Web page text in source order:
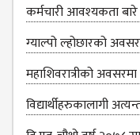
BBS FIRST YEAR
BBS SECOND YEAR
BBS THIRD YEAR
BBS FOURTH YEAR
कर्मचारी आवश्‍यकता
ग्‍याल्‍पो ल्‍होछारको
महाशिवरात्रीको
विद्यार्थीहरुकालागी